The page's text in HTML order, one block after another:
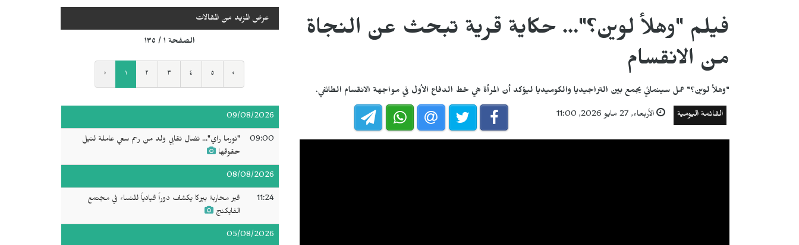
فيلم "وهلأ لوين؟"... حكاية قرية تبحث عن النجاة
من الانقسام
"وهلأ لوين؟" عمل سينمائي يجمع بين التراجيديا والكوميديا ليؤكد أن المرأة هي خط الدفاع الأول في مواجهة الانقسام الطائفي.
القائمة اليومية الأربعاء, 27 مايو 2026, 11:00
عرض المزيد من المقالات
الصفحة ١ / ١٣٥
‹ ١ ٢ ٣ ٤ ٥ ›
09/08/2026
09:00
"نورما راي"... نضال نقابي ولد من رحم سعي عاملة لنيل
حقوقها
08/08/2026
11:24
قبر محاربة بيركا يكشف دوراً قيادياً للنساء في مجتمع
الفايكنج
05/08/2026